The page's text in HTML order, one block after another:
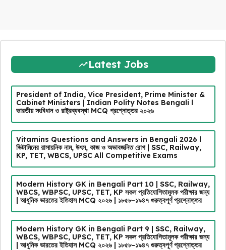
Latest Jobs
President of India, Vice President, Prime Minister &
Cabinet Ministers | Indian Polity Notes Bengali l
ভারতীয় সংবিধান ও রাষ্ট্রব্যবস্থা MCQ প্রশ্নোত্তর ২০২৬
Vitamins Questions and Answers in Bengali 2026 l
ভিটামিনের রাসায়নিক নাম, উৎস, কাজ ও অভাবজনিত রোগ | SSC, Railway,
KP, TET, WBCS, UPSC All Competitive Exams
Modern History GK in Bengali Part 10 | SSC, Railway,
WBCS, WBPSC, UPSC, TET, KP সকল প্রতিযোগিতামূলক পরীক্ষার জন্য
| আধুনিক ভারতের ইতিহাস MCQ ২০২৬ | ১৮৫৮-১৯৪৭ গুরুত্বপূর্ণ প্রশ্নোত্তর
Modern History GK in Bengali Part 9 | SSC, Railway,
WBCS, WBPSC, UPSC, TET, KP সকল প্রতিযোগিতামূলক পরীক্ষার জন্য
| আধুনিক ভারতের ইতিহাস MCQ ২০২৬ | ১৮৫৮-১৯৪৭ গুরুত্বপূর্ণ প্রশ্নোত্তর